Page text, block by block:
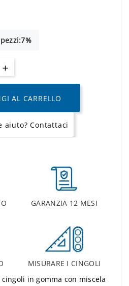
7%
AL CARRELLO
aiuto? Contattaci
GARANZIA 12 MESI
MISURARE I CINGOLI
cingoli in gomma con miscela